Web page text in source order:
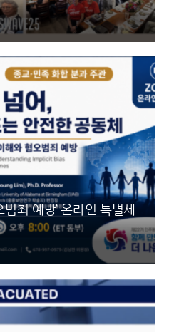
죄 예방’ 온라인 특별세